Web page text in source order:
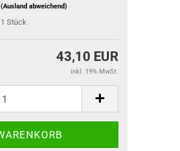
(Ausland abweichend)
1 Stück
43,10 EUR
inkl. 19% MwSt.